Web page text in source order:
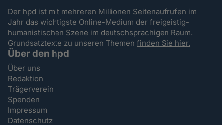
Der hpd ist mit mehreren Millionen Seitenaufrufen im
Jahr das wichtigste Online-Medium der freigeistig-
humanistischen Szene im deutschsprachigen Raum.
Grundsatztexte zu unseren Themenfinden Sie hier.
Über den hpd
Über uns
Redaktion
Trägerverein
Spenden
Impressum
Datenschutz